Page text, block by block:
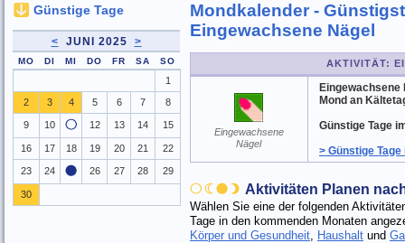
Mondkalender -
Eingewachsene Nägel
AKTIVITÄT:
Eingewachsene
Nägel
Mond an
Günstige Tage
> Günstige
Aktivitäten Planen
Wählen Sie eine der folgenden
Tage in den kommenden Monaten
Körper und Gesundheit, Haushaltund
Günstige Tage
< JUNI 2025 >
MO DI MI DO FR SA SO
1
2
3 4 5 6 7 8
9 10 12 13 14 15
16 17 18 19 20 21 22
23 24 26 27 28 29
30